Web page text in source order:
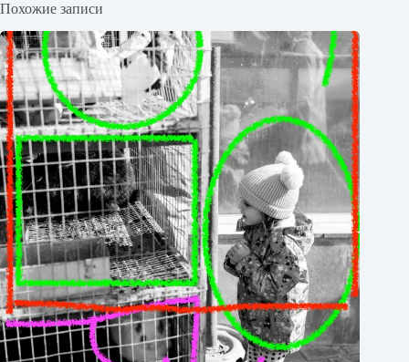
Похожие записи